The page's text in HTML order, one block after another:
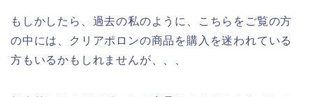
もしかしたら、過去の私のように、こちらをご覧の方
の中には、クリアポロンの商品を購入を迷われている
方もいるかもしれませんが、、、